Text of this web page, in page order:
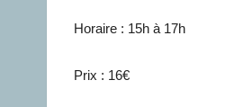
Horaire : 15h à 17h
Prix : 16€